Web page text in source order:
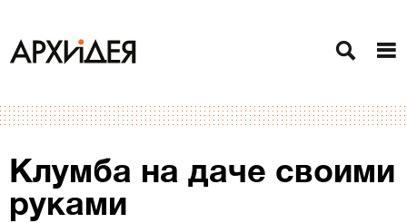
Клумба на даче своими
руками